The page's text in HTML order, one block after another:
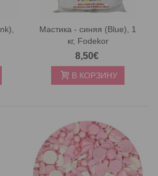
Мастика - синяя (Blue), 1
кг, Fodekor
8,50€
В КОРЗИНУ